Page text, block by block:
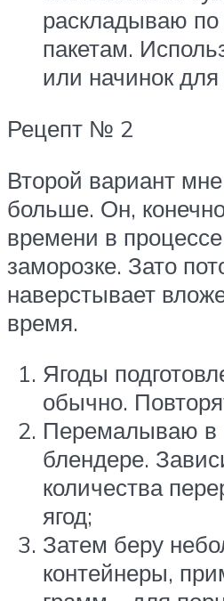
раскладываю
пакетам.
или начинок для
Рецепт № 2
Второй вариант
больше. Он,
времени в процессе
заморозке. Зато
наверстывает
время.
Ягоды
обычно.
Перемалываю в
блендере.
количества
ягод;
Затем беру
контейнеры,